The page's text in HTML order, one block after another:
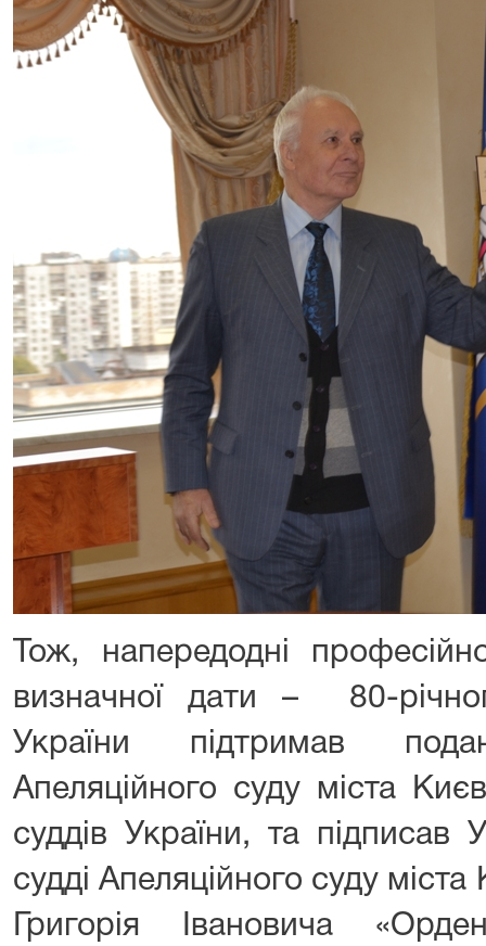
Тож, напередодні
визначної дати – 80-
України підтримав
Апеляційного суду міста
суддів України, та підписав
судді Апеляційного суду
Григорія Івановича